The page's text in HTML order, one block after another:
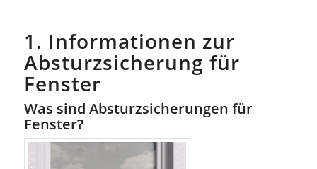
1. Informationen zur
Absturzsicherung für
Fenster
Was sind Absturzsicherungen für
Fenster?